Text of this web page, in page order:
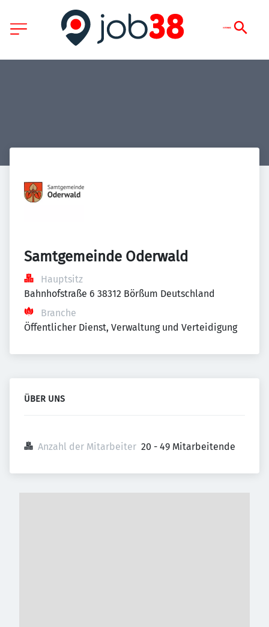
Samtgemeinde Oderwald
Hauptsitz
Bahnhofstraße 6 38312 Börßum Deutschland
Branche
Öffentlicher Dienst, Verwaltung und Verteidigung
ÜBER UNS
Anzahl der Mitarbeiter 20 - 49 Mitarbeitende